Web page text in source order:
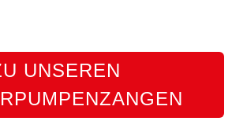
UNSEREN